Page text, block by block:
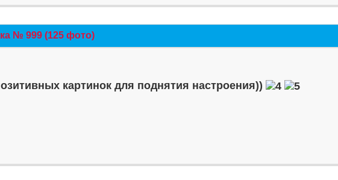
№ 999 (125 фото)
картинок для поднятия настроения))